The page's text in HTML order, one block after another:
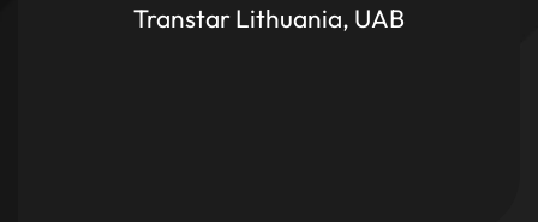
Transtar Lithuania, UAB